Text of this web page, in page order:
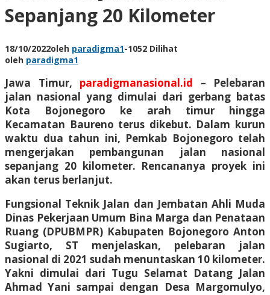
Sepanjang 20 Kilometer
18/10/2022oleh paradigma1-1052 Dilihat
oleh paradigma1
Jawa Timur, paradigmanasional.id – Pelebaran
jalan nasional yang dimulai dari gerbang batas
Kota Bojonegoro ke arah timur hingga
Kecamatan Baureno terus dikebut. Dalam kurun
waktu dua tahun ini, Pemkab Bojonegoro telah
mengerjakan pembangunan jalan nasional
sepanjang 20 kilometer. Rencananya proyek ini
akan terus berlanjut.
Fungsional Teknik Jalan dan Jembatan Ahli Muda
Dinas Pekerjaan Umum Bina Marga dan Penataan
Ruang (DPUBMPR) Kabupaten Bojonegoro Anton
Sugiarto, ST menjelaskan, pelebaran jalan
nasional di 2021 sudah menuntaskan 10 kilometer.
Yakni dimulai dari Tugu Selamat Datang Jalan
Ahmad Yani sampai dengan Desa Margomulyo,